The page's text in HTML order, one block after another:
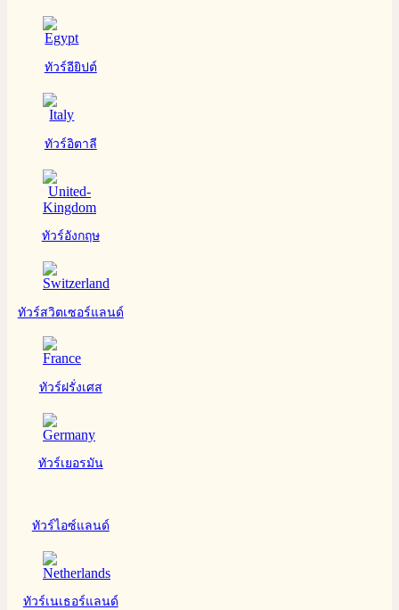
ทัวร์อียิปต์
ทัวร์อิตาลี
ทัวร์อังกฤษ
ทัวร์สวิตเซอร์แลนด์
ทัวร์ฝรั่งเศส
ทัวร์เยอรมัน
ทัวร์ไอซ์แลนด์
ทัวร์เนเธอร์แลนด์